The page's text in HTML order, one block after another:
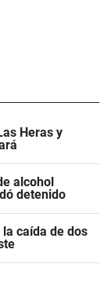
Heras y
alcohol
detenido
caída de dos